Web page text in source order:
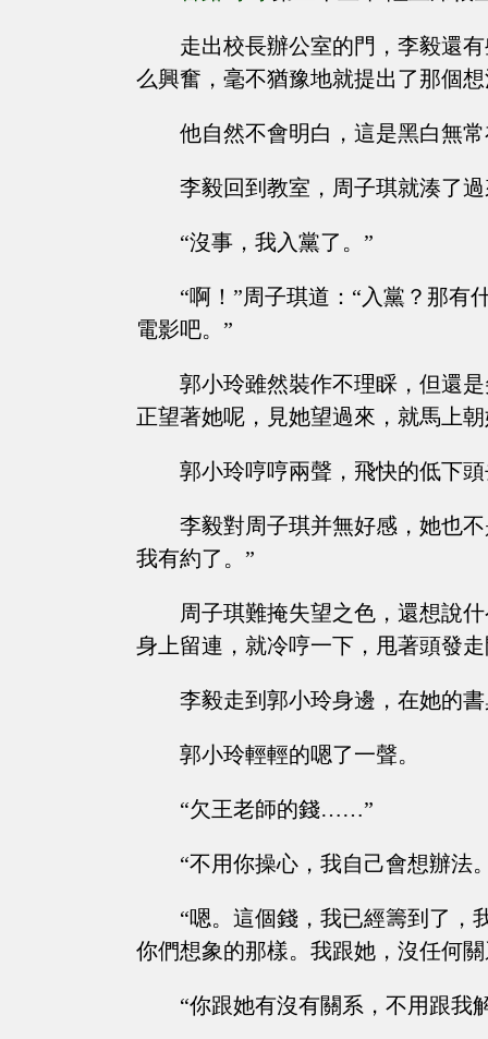
走出校長辦公室的門，李毅還
么興奮，毫不猶豫地就提出了那個
他自然不會明白，這是黑白無
李毅回到教室，周子琪就湊了
“沒事，我入黨了。”
“啊！”周子琪道：“入黨？那有
電影吧。”
郭小玲雖然裝作不理睬，但還
正望著她呢，見她望過來，就馬上
郭小玲哼哼兩聲，飛快的低下
李毅對周子琪并無好感，她也
我有約了。”
周子琪難掩失望之色，還想說
身上留連，就冷哼一下，甩著頭發
李毅走到郭小玲身邊，在她的
郭小玲輕輕的嗯了一聲。
“欠王老師的錢……”
“不用你操心，我自己會想辦法
“嗯。這個錢，我已經籌到了，
你們想象的那樣。我跟她，沒任何關
“你跟她有沒有關系，不用跟我